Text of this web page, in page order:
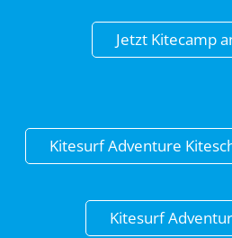
Jetzt Kitecamp
Kitesurf Adventure
Kitesurf